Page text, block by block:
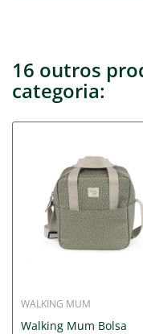
16 outros
categoria:
WALKING MUM
Walking Mum Bolsa